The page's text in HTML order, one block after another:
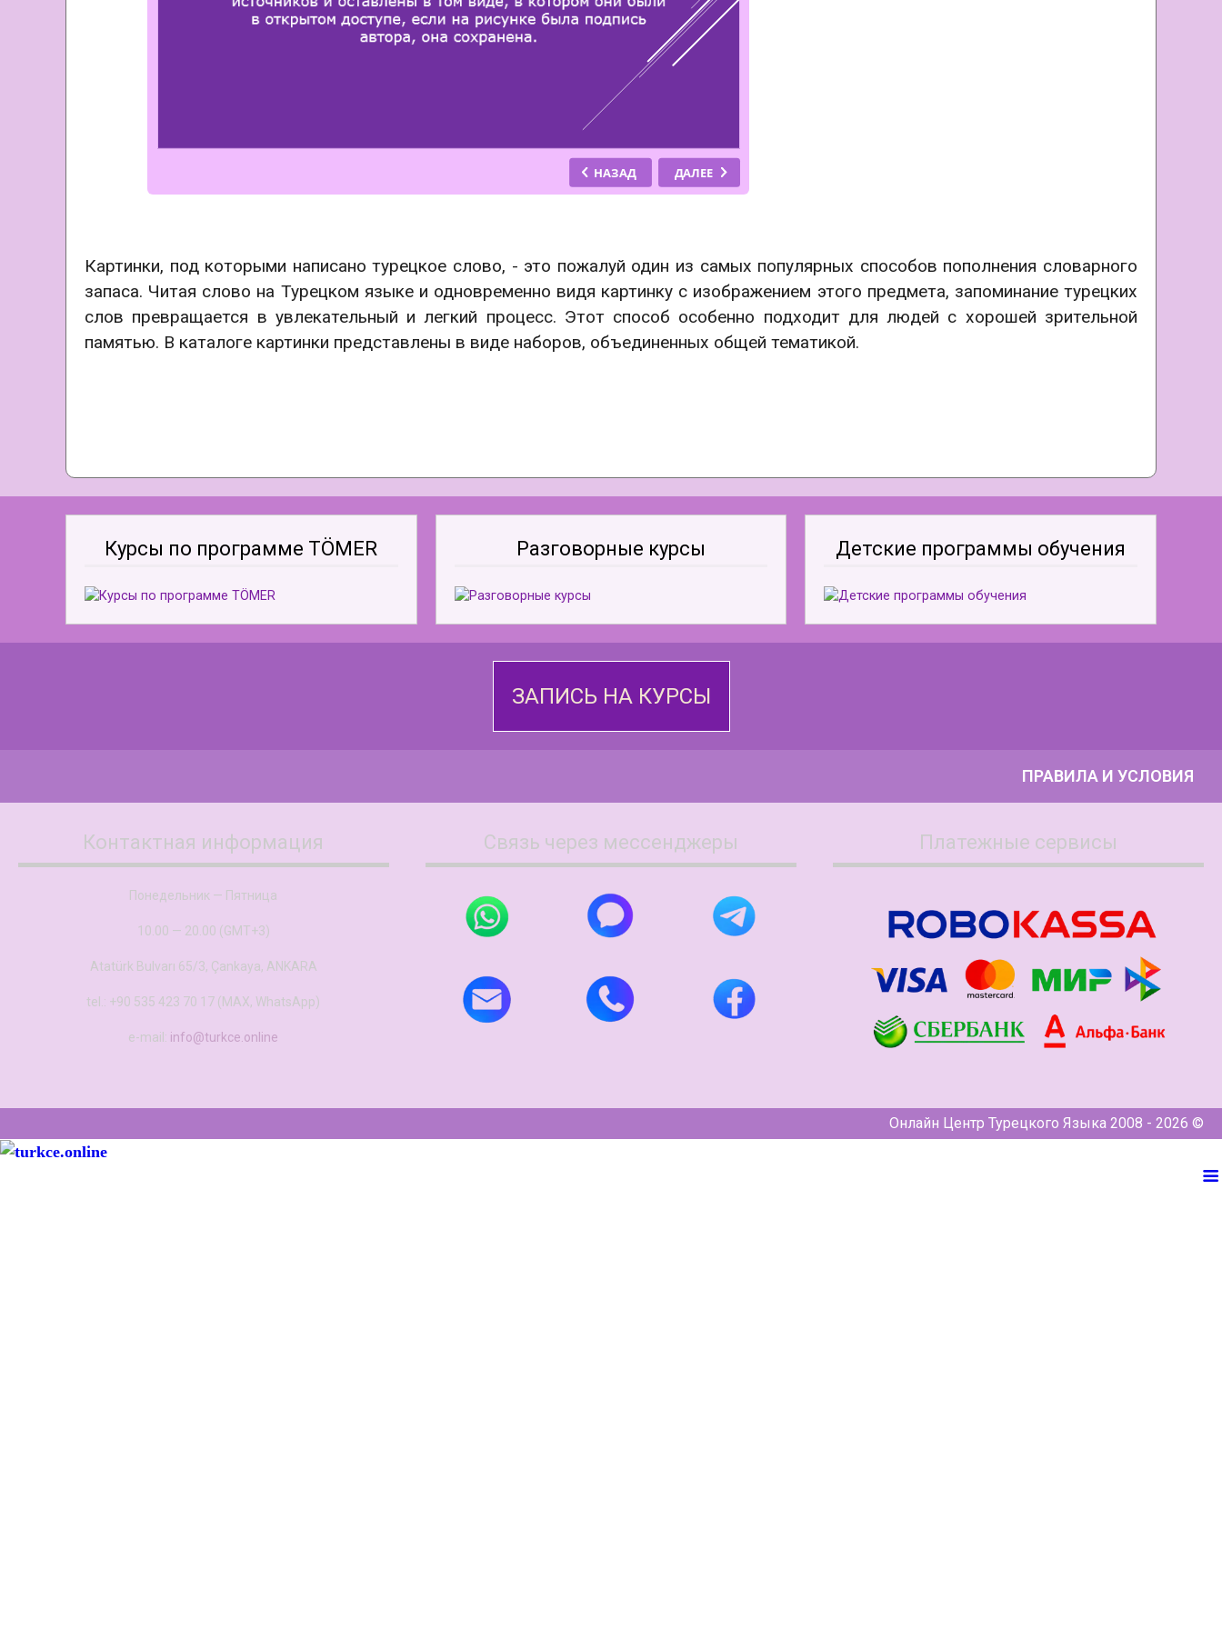
Картинки, под которыми написано турецкое слово, - это пожалуй один из самых популярных способов пополнения словарного
запаса. Читая слово на Турецком языке и одновременно видя картинку с изображением этого предмета, запоминание турецких
слов превращается в увлекательный и легкий процесс. Этот способ особенно подходит для людей с хорошей зрительной
памятью. В каталоге картинки представлены в виде наборов, объединенных общей тематикой.
Курсы по программе TÖMER Разговорные курсы Детские программы обучения
ЗАПИСЬ НА КУРСЫ
ПРАВИЛА И УСЛОВИЯ
Контактная информация
Понедельник — Пятница
10.00 — 20.00 (GMT+3)
Atatürk Bulvarı 65/3, Çankaya, ANKARA
tel.: +90 535 423 70 17 (MAX, WhatsApp)
e-mail: info@turkce.online
Связь через мессенджеры Платежные сервисы
Онлайн Центр Турецкого Языка 2008 - 2026 ©